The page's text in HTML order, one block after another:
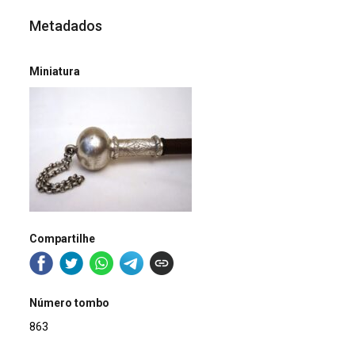
Metadados
Miniatura
Compartilhe
Número tombo
863